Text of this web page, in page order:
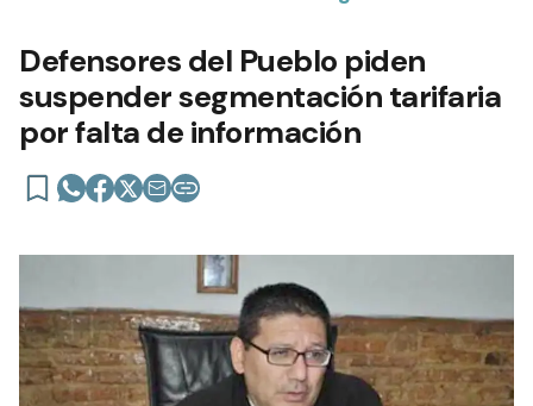
Defensores del Pueblo piden
suspender segmentación tarifaria
por falta de información